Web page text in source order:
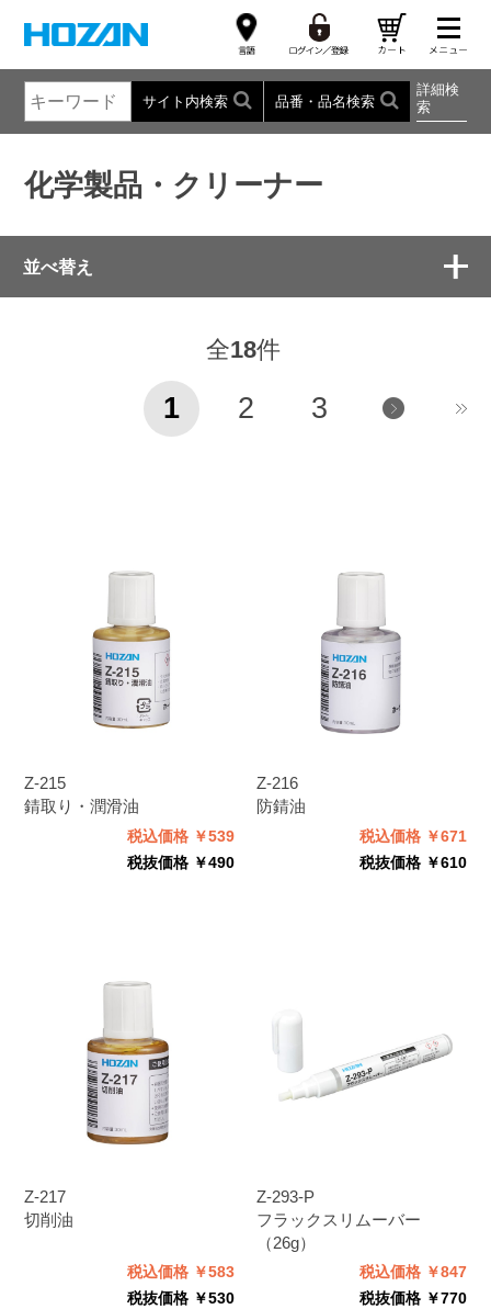
サイト内検索 品番・品名検索
詳細検
索
化学製品・クリーナー
並べ替え
全18件
1 2 3
Z-215
錆取り・潤滑油
税込価格 ￥539
税抜価格 ￥490
Z-216
防錆油
税込価格 ￥671
税抜価格 ￥610
Z-217
切削油
税込価格 ￥583
税抜価格 ￥530
Z-293-P
フラックスリムーバー
（26g）
税込価格 ￥847
税抜価格 ￥770